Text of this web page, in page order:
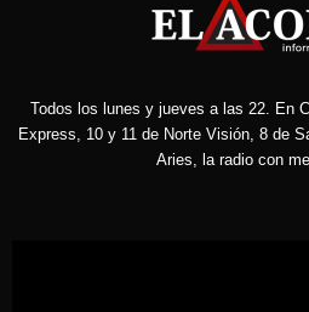
Todos los lunes y jueves a las 22. En
Express, 10 y 11 de Norte Visión, 8 de
Aries, la radio con